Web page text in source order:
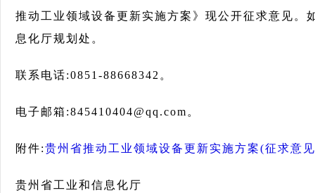
推动工业领域设备更新实施方案》现公开征求意见
息化厅规划处。
联系电话:0851-88668342。
电子邮箱:845410404@qq.com。
附件:贵州省推动工业领域设备更新实施方案(征求意
贵州省工业和信息化厅